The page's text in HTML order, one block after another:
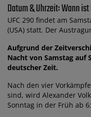
Datum & Uhrzeit: Wann ist
UFC 290 findet am
(USA) statt. Der
Aufgrund der
Nacht von Samstag auf
deutscher Zeit.
Nach den vier
sind, wird Alexander
Sonntag in der Früh ab